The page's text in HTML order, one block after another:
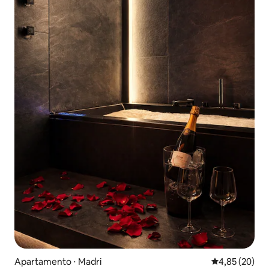
Apartamento ⋅ Madri 4,85 de uma
4,85 (20)